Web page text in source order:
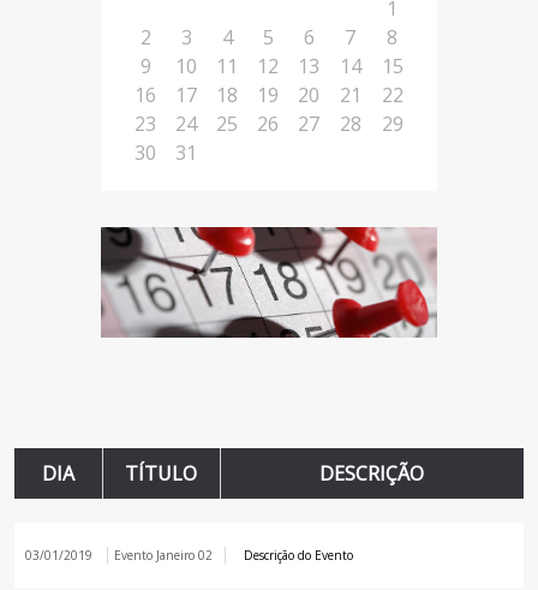
1
2
3 4 5 6 7
8
9
10 11 12 13 14
15
16
17 18 19 20 21
22
23
24 25 26 27 28
29
30
31
DIA TÍTULO DESCRIÇÃO
03/01/2019 Evento Janeiro 02 Descrição do Evento